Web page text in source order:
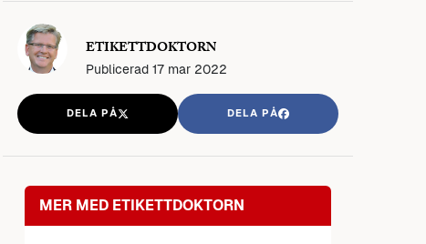
ETIKETTDOKTORN
Publicerad 17 mar 2022
DELA PÅ DELA PÅ
MER MED ETIKETTDOKTORN